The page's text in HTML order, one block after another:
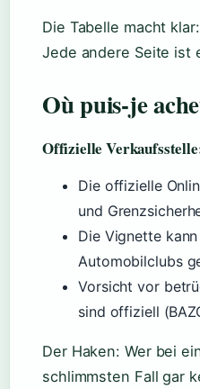
Die Tabelle macht
Jede andere Seite ist
Où puis-je
Offizielle
Die offizielle
und
Die Vignette
Automobilclubs
Vorsicht vor
sind offiziell
Der Haken: Wer bei
schlimmsten Fall gar